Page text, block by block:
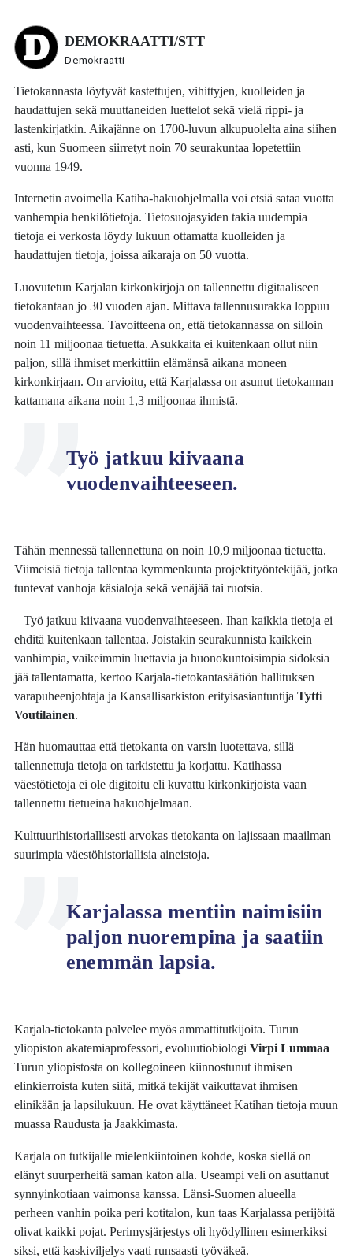
DEMOKRAATTI/STT
Demokraatti
Tietokannasta löytyvät kastettujen, vihittyjen, kuolleiden ja
haudattujen sekä muuttaneiden luettelot sekä vielä rippi- ja
lastenkirjatkin. Aikajänne on 1700-luvun alkupuolelta aina siihen
asti, kun Suomeen siirretyt noin 70 seurakuntaa lopetettiin
vuonna 1949.
Internetin avoimella Katiha-hakuohjelmalla voi etsiä sataa vuotta
vanhempia henkilötietoja. Tietosuojasyiden takia uudempia
tietoja ei verkosta löydy lukuun ottamatta kuolleiden ja
haudattujen tietoja, joissa aikaraja on 50 vuotta.
Luovutetun Karjalan kirkonkirjoja on tallennettu digitaaliseen
tietokantaan jo 30 vuoden ajan. Mittava tallennusurakka loppuu
vuodenvaihteessa. Tavoitteena on, että tietokannassa on silloin
noin 11 miljoonaa tietuetta. Asukkaita ei kuitenkaan ollut niin
paljon, sillä ihmiset merkittiin elämänsä aikana moneen
kirkonkirjaan. On arvioitu, että Karjalassa on asunut tietokannan
kattamana aikana noin 1,3 miljoonaa ihmistä.
Työ jatkuu kiivaana
vuodenvaihteeseen.
Tähän mennessä tallennettuna on noin 10,9 miljoonaa tietuetta.
Viimeisiä tietoja tallentaa kymmenkunta projektityöntekijää, jotka
tuntevat vanhoja käsialoja sekä venäjää tai ruotsia.
– Työ jatkuu kiivaana vuodenvaihteeseen. Ihan kaikkia tietoja ei
ehditä kuitenkaan tallentaa. Joistakin seurakunnista kaikkein
vanhimpia, vaikeimmin luettavia ja huonokuntoisimpia sidoksia
jää tallentamatta, kertoo Karjala-tietokantasäätiön hallituksen
varapuheenjohtaja ja Kansallisarkiston erityisasiantuntijaTytti
Voutilainen.
Hän huomauttaa että tietokanta on varsin luotettava, sillä
tallennettuja tietoja on tarkistettu ja korjattu. Katihassa
väestötietoja ei ole digitoitu eli kuvattu kirkonkirjoista vaan
tallennettu tietueina hakuohjelmaan.
Kulttuurihistoriallisesti arvokas tietokanta on lajissaan maailman
suurimpia väestöhistoriallisia aineistoja.
Karjalassa mentiin naimisiin
paljon nuorempina ja saatiin
enemmän lapsia.
Karjala-tietokanta palvelee myös ammattitutkijoita. Turun
yliopiston akatemiaprofessori, evoluutiobiologiVirpi Lummaa
Turun yliopistosta on kollegoineen kiinnostunut ihmisen
elinkierroista kuten siitä, mitkä tekijät vaikuttavat ihmisen
elinikään ja lapsilukuun. He ovat käyttäneet Katihan tietoja muun
muassa Raudusta ja Jaakkimasta.
Karjala on tutkijalle mielenkiintoinen kohde, koska siellä on
elänyt suurperheitä saman katon alla. Useampi veli on asuttanut
synnyinkotiaan vaimonsa kanssa. Länsi-Suomen alueella
perheen vanhin poika peri kotitalon, kun taas Karjalassa perijöitä
olivat kaikki pojat. Perimysjärjestys oli hyödyllinen esimerkiksi
siksi, että kaskiviljelys vaati runsaasti työväkeä.